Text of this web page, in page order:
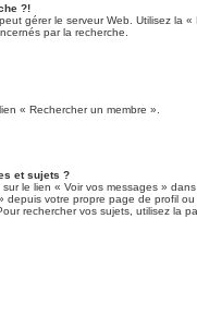
?!
gérer le serveur Web. Utilisez la
par la recherche.
« Rechercher un membre ».
et sujets ?
le lien « Voir vos messages »
depuis votre propre page de profil
rechercher vos sujets, utilisez la